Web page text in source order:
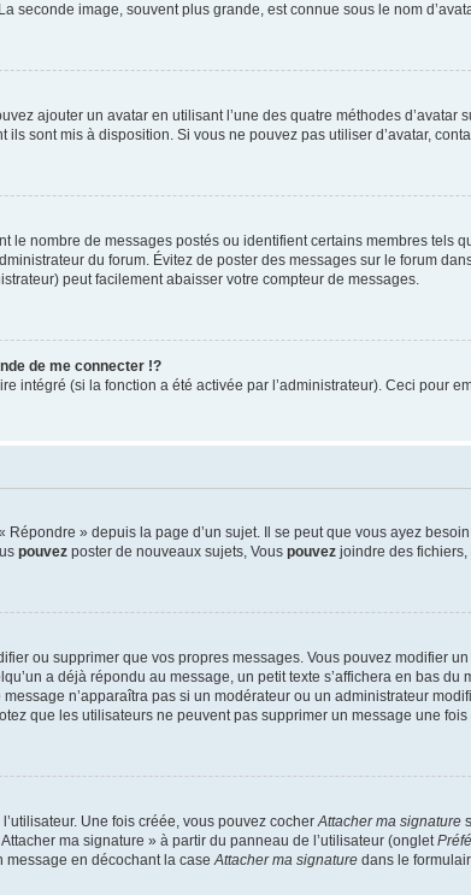
seconde image, souvent plus grande, est connue sous le nom
ajouter un avatar en utilisant l’une des quatre méthodes d’avatar
sont mis à disposition. Si vous ne pouvez pas utiliser d’avatar,
le nombre de messages postés ou identifient certains membres tels
du forum. Évitez de poster des messages sur le forum
peut facilement abaisser votre compteur de messages.
de me connecter !?
intégré (si la fonction a été activée par l’administrateur). Ceci pour
» depuis la page d’un sujet. Il se peut que vous ayez
pouvez poster de nouveaux sujets, Vous pouvez joindre des fichiers,
ou supprimer que vos propres messages. Vous pouvez modifier
a déjà répondu au message, un petit texte s’affichera en bas du
n’apparaîtra pas si un modérateur ou un administrateur
que les utilisateurs ne peuvent pas supprimer un message une
Une fois créée, vous pouvez cocherAttacher ma signature
ma signature » à partir du panneau de l’utilisateur (onglet
message en décochant la caseAttacher ma signature dans le